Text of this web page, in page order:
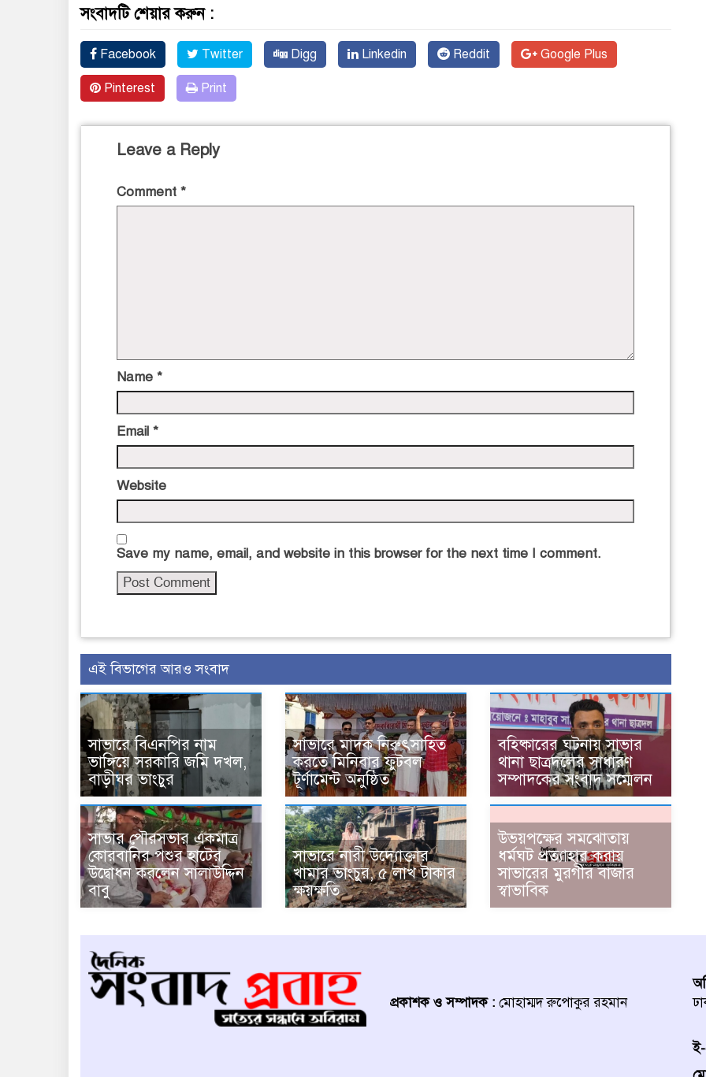
সংবাদটি শেয়ার করুন :
Facebook Twitter Digg Linkedin Reddit Google Plus
Pinterest Print
Leave a Reply
Comment *
Name *
Email *
Website
Save my name, email, and website in this browser for the next time I comment.
এই বিভাগের আরও সংবাদ
সাভারে বিএনপির নাম
ভাঙ্গিয়ে সরকারি জমি দখল,
বাড়ীঘর ভাংচুর
সাভারে মাদক নিরুৎসাহিত
করতে মিনিবার ফুটবল
টূর্ণামেন্ট অনুষ্ঠিত
বহিষ্কারের ঘটনায় সাভার
থানা ছাত্রদলের সাধারণ
সম্পাদকের সংবাদ সম্মেলন
সাভার পৌরসভার একমাত্র
কোরবানির পশুর হাটের
উদ্বোধন করলেন সালাউদ্দিন
বাবু
সাভারে নারী উদ্যোক্তার
খামার ভাংচুর, ৫ লাখ টাকার
ক্ষয়ক্ষতি
উভয়পক্ষের সমঝোতায়
ধর্মঘট প্রত্যাহার করায়
সাভারের মুরগীর বাজার
স্বাভাবিক
প্রকাশক ও সম্পাদক : মোহাম্মদ রুপোকুর রহমান